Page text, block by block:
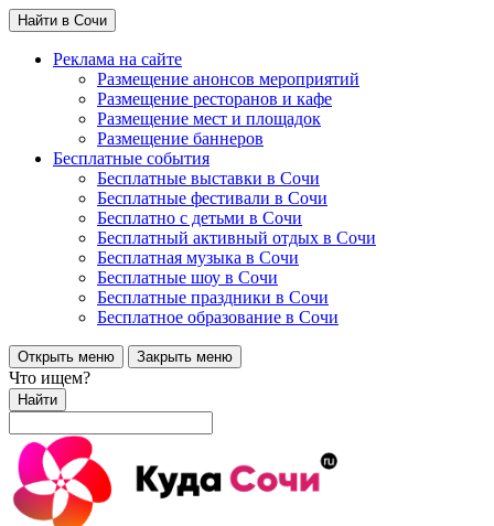
Найти в Сочи
Реклама на сайте
Размещение анонсов мероприятий
Размещение ресторанов и кафе
Размещение мест и площадок
Размещение баннеров
Бесплатные события
Бесплатные выставки в Сочи
Бесплатные фестивали в Сочи
Бесплатно с детьми в Сочи
Бесплатный активный отдых в Сочи
Бесплатная музыка в Сочи
Бесплатные шоу в Сочи
Бесплатные праздники в Сочи
Бесплатное образование в Сочи
Открыть меню Закрыть меню
Что ищем?
Найти